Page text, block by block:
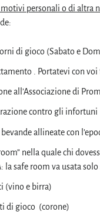
motivi personali o di altra
di gioco (Sabato e
. Portatevi con
all’Associazione di
contro gli infortuni
allineate con
nella quale chi
la safe room va usata
(vino e birra)
di gioco (corone)